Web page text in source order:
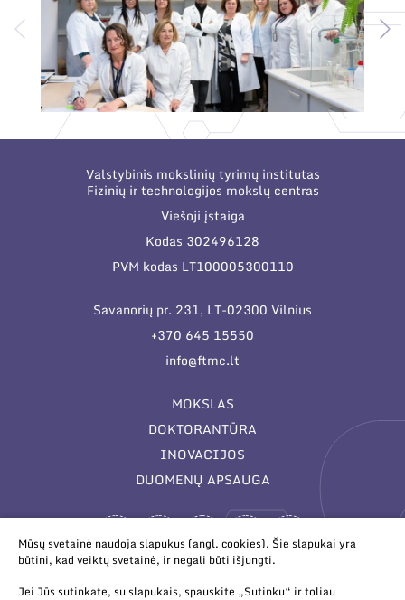
Valstybinis mokslinių tyrimų institutas
Fizinių ir technologijos mokslų centras
Viešoji įstaiga
Kodas 302496128
PVM kodas LT100005300110
Savanorių pr. 231, LT-02300 Vilnius
+370 645 15550
info@ftmc.lt
MOKSLAS
DOKTORANTŪRA
INOVACIJOS
DUOMENŲ APSAUGA
Mūsų svetainė naudoja slapukus (angl. cookies). Šie slapukai yra
būtini, kad veiktų svetainė, ir negali būti išjungti.
Jei Jūs sutinkate, su slapukais, spauskite „Sutinku“ ir toliau